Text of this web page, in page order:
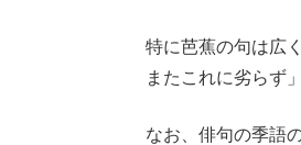
特に芭蕉の句は広
またこれに劣らず
なお、俳句の季語